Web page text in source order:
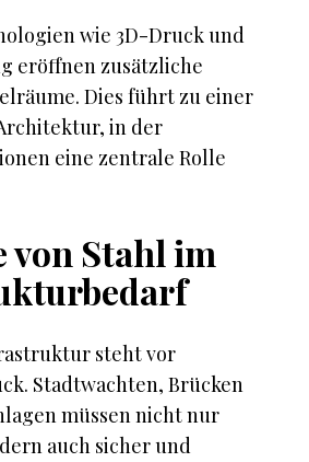
wie 3D-Druck und
eröffnen zusätzliche
Dies führt zu einer
in der
eine zentrale Rolle
von Stahl im
steht vor
Stadtwachten, Brücken
müssen nicht nur
auch sicher und